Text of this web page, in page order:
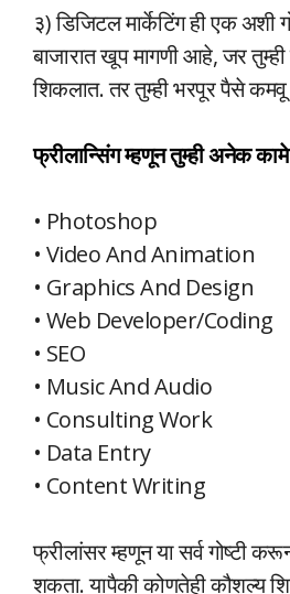
३) डिजिटल मार्केटिंग ही एक अशी
बाजारात खूप मागणी आहे, जर तुम्ही
शिकलात. तर तुम्ही भरपूर पैसे
फ्रीलान्सिंग म्हणून तुम्ही अनेक
• Photoshop
• Video And Animation
• Graphics And Design
• Web Developer/Coding
• SEO
• Music And Audio
• Consulting Work
• Data Entry
• Content Writing
फ्रीलांसर म्हणून या सर्व गोष्टी
शकता. यापैकी कोणतेही कौशल्य